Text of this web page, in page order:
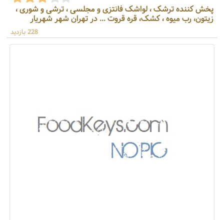
پخش کننده ترشک ، لواشک فانتزی و مجلسی ، ترشی و شوری ،
زیتون، رب میوه ، کشک، قره قروت ... در تهران شهر شهریار
228 بازدید